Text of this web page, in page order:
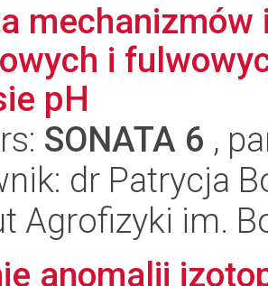
i
pH
SONATA 6 ,
dr Patrycja
Agrofizyki im.
anomalii